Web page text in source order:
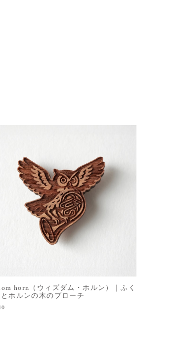
horn（ウィズダム・ホルン）｜ふく
ホルンの木のブローチ